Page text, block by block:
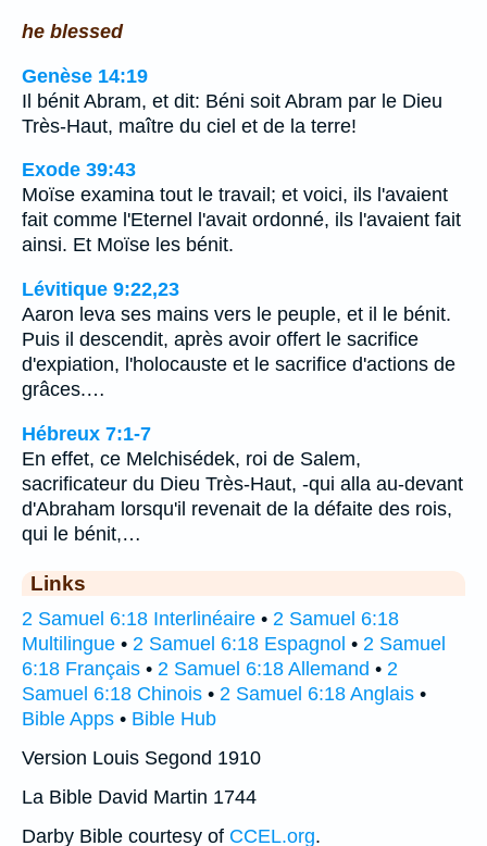
he blessed
Genèse 14:19
Il bénit Abram, et dit: Béni soit Abram par le Dieu
Très-Haut, maître du ciel et de la terre!
Exode 39:43
Moïse examina tout le travail; et voici, ils l'avaient
fait comme l'Eternel l'avait ordonné, ils l'avaient fait
ainsi. Et Moïse les bénit.
Lévitique 9:22,23
Aaron leva ses mains vers le peuple, et il le bénit.
Puis il descendit, après avoir offert le sacrifice
d'expiation, l'holocauste et le sacrifice d'actions de
grâces.…
Hébreux 7:1-7
En effet, ce Melchisédek, roi de Salem,
sacrificateur du Dieu Très-Haut, -qui alla au-devant
d'Abraham lorsqu'il revenait de la défaite des rois,
qui le bénit,…
Links
2 Samuel 6:18 Interlinéaire • 2 Samuel 6:18
Multilingue • 2 Samuel 6:18 Espagnol • 2 Samuel
6:18 Français • 2 Samuel 6:18 Allemand • 2
Samuel 6:18 Chinois • 2 Samuel 6:18 Anglais •
Bible Apps • Bible Hub
Version Louis Segond 1910
La Bible David Martin 1744
Darby Bible courtesy of CCEL.org.